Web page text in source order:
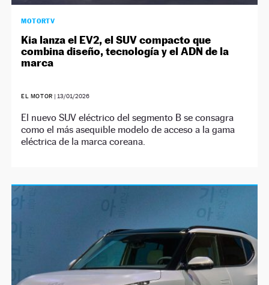
MOTORTV
Kia lanza el EV2, el SUV compacto que
combina diseño, tecnología y el ADN de la
marca
EL MOTOR | 13/01/2026
El nuevo SUV eléctrico del segmento B se consagra
como el más asequible modelo de acceso a la gama
eléctrica de la marca coreana.